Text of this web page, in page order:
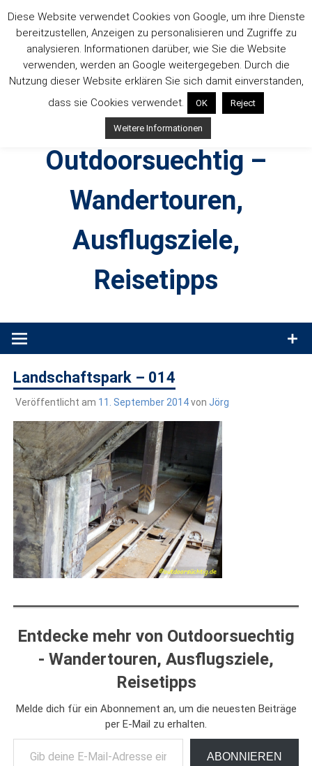
Inhalt
springen
Outdoorsuechtig –
Wandertouren,
Ausflugsziele,
Reisetipps
Produkttests und Buchrezensionen. Ein Blog für alle, die gern
Landschaftspark – 014
Veröffentlicht am 11. September 2014von Jörg
Entdecke mehr von Outdoorsuechtig
- Wandertouren, Ausflugsziele,
Reisetipps
Melde dich für ein Abonnement an, um die neuesten Beiträge
per E-Mail zu erhalten.
Gib deine E-Mail-Adresse ein ...
ABONNIEREN
Diese Website verwendet Cookies von Google, um ihre Dienste
bereitzustellen, Anzeigen zu personalisieren und Zugriffe zu
analysieren. Informationen darüber, wie Sie die Website
verwenden, werden an Google weitergegeben. Durch die
Nutzung dieser Website erklären Sie sich damit einverstanden,
dass sie Cookies verwendet.
OK Reject
Weitere Informationen